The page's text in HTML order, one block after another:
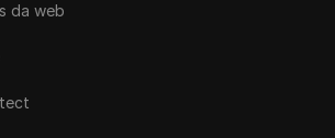
da web